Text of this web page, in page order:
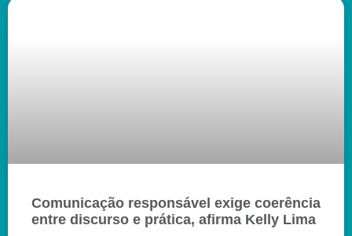
Comunicação responsável exige coerência
entre discurso e prática, afirma Kelly Lima